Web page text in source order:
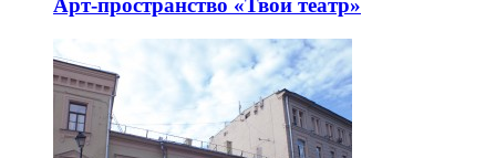
Арт-пространство «Твой театр»